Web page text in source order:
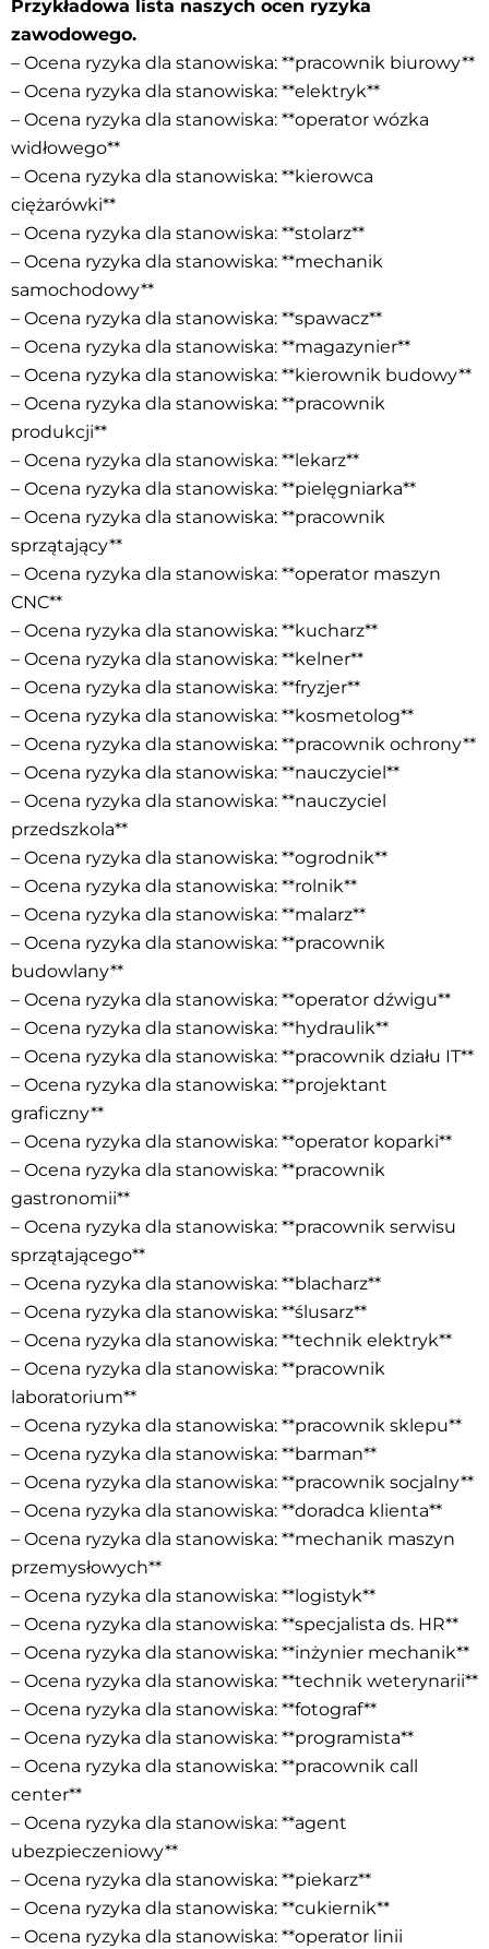
Przykładowa lista naszych ocen ryzyka
zawodowego.
– Ocena ryzyka dla stanowiska: **pracownik biurowy**
– Ocena ryzyka dla stanowiska: **elektryk**
– Ocena ryzyka dla stanowiska: **operator wózka
widłowego**
– Ocena ryzyka dla stanowiska: **kierowca
ciężarówki**
– Ocena ryzyka dla stanowiska: **stolarz**
– Ocena ryzyka dla stanowiska: **mechanik
samochodowy**
– Ocena ryzyka dla stanowiska: **spawacz**
– Ocena ryzyka dla stanowiska: **magazynier**
– Ocena ryzyka dla stanowiska: **kierownik budowy**
– Ocena ryzyka dla stanowiska: **pracownik
produkcji**
– Ocena ryzyka dla stanowiska: **lekarz**
– Ocena ryzyka dla stanowiska: **pielęgniarka**
– Ocena ryzyka dla stanowiska: **pracownik
sprzątający**
– Ocena ryzyka dla stanowiska: **operator maszyn
CNC**
– Ocena ryzyka dla stanowiska: **kucharz**
– Ocena ryzyka dla stanowiska: **kelner**
– Ocena ryzyka dla stanowiska: **fryzjer**
– Ocena ryzyka dla stanowiska: **kosmetolog**
– Ocena ryzyka dla stanowiska: **pracownik ochrony**
– Ocena ryzyka dla stanowiska: **nauczyciel**
– Ocena ryzyka dla stanowiska: **nauczyciel
przedszkola**
– Ocena ryzyka dla stanowiska: **ogrodnik**
– Ocena ryzyka dla stanowiska: **rolnik**
– Ocena ryzyka dla stanowiska: **malarz**
– Ocena ryzyka dla stanowiska: **pracownik
budowlany**
– Ocena ryzyka dla stanowiska: **operator dźwigu**
– Ocena ryzyka dla stanowiska: **hydraulik**
– Ocena ryzyka dla stanowiska: **pracownik działu IT**
– Ocena ryzyka dla stanowiska: **projektant
graficzny**
– Ocena ryzyka dla stanowiska: **operator koparki**
– Ocena ryzyka dla stanowiska: **pracownik
gastronomii**
– Ocena ryzyka dla stanowiska: **pracownik serwisu
sprzątającego**
– Ocena ryzyka dla stanowiska: **blacharz**
– Ocena ryzyka dla stanowiska: **ślusarz**
– Ocena ryzyka dla stanowiska: **technik elektryk**
– Ocena ryzyka dla stanowiska: **pracownik
laboratorium**
– Ocena ryzyka dla stanowiska: **pracownik sklepu**
– Ocena ryzyka dla stanowiska: **barman**
– Ocena ryzyka dla stanowiska: **pracownik socjalny**
– Ocena ryzyka dla stanowiska: **doradca klienta**
– Ocena ryzyka dla stanowiska: **mechanik maszyn
przemysłowych**
– Ocena ryzyka dla stanowiska: **logistyk**
– Ocena ryzyka dla stanowiska: **specjalista ds. HR**
– Ocena ryzyka dla stanowiska: **inżynier mechanik**
– Ocena ryzyka dla stanowiska: **technik weterynarii**
– Ocena ryzyka dla stanowiska: **fotograf**
– Ocena ryzyka dla stanowiska: **programista**
– Ocena ryzyka dla stanowiska: **pracownik call
center**
– Ocena ryzyka dla stanowiska: **agent
ubezpieczeniowy**
– Ocena ryzyka dla stanowiska: **piekarz**
– Ocena ryzyka dla stanowiska: **cukiernik**
– Ocena ryzyka dla stanowiska: **operator linii